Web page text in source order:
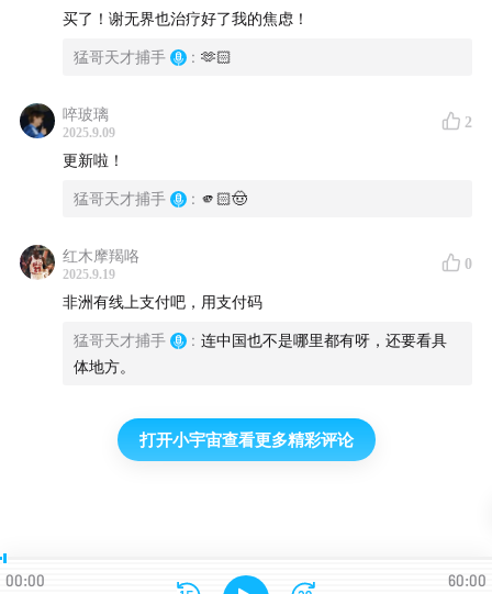
买了！谢无界也治疗好了我的焦虑！
猛哥天才捕手 : 🫶🏻
啐玻璃
2025.9.09
2
更新啦！
猛哥天才捕手 : 🫵🏻🤠
红木摩羯咯
2025.9.19
0
非洲有线上支付吧，用支付码
猛哥天才捕手 : 连中国也不是哪里都有呀，还要看具
体地方。
打开小宇宙查看更多精彩评论
00:00 60:00